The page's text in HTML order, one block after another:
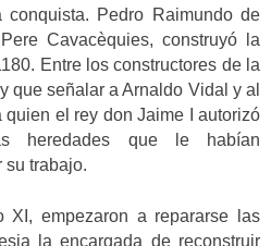
Pedro Raimundo de
Cavacèquies, construyó la
Entre los constructores de la
que señalar a Arnaldo Vidal y al
el rey don Jaime I autorizó
heredades que le habían
su trabajo.
empezaron a repararse las
la encargada de reconstruir